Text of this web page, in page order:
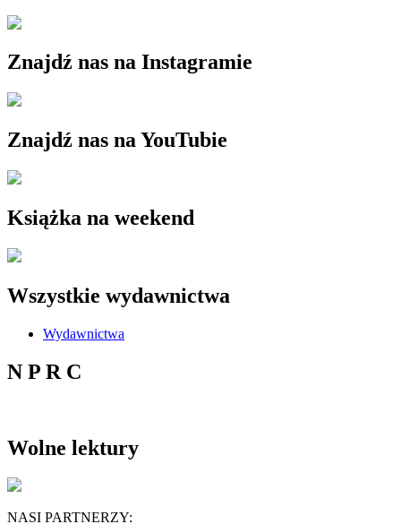
Znajdź nas na Instagramie
Znajdź nas na YouTubie
Książka na weekend
Wszystkie wydawnictwa
Wydawnictwa
N P R C
Wolne lektury
NASI PARTNERZY: